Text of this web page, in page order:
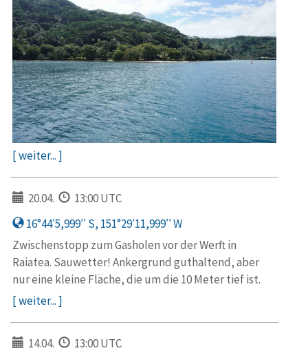
[ weiter... ]
20.04.
13:00 UTC
16°44′5,999′′ S, 151°29′11,999′′ W
Zwischenstopp zum Gasholen vor der Werft in
Raiatea. Sauwetter! Ankergrund guthaltend, aber
nur eine kleine Fläche, die um die 10 Meter tief ist.
[ weiter... ]
14.04.
13:00 UTC